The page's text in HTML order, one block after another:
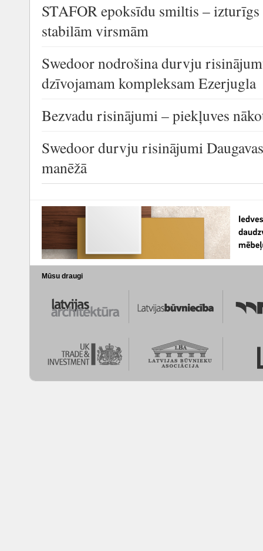
STAFOR epoksīdu smiltis –
stabilām virsmām
Swedoor nodrošina durvju
dzīvojamam kompleksam Ezerjugla
Bezvadu risinājumi – piekļuves
Swedoor durvju risinājumi
manēžā
Mūsu draugi